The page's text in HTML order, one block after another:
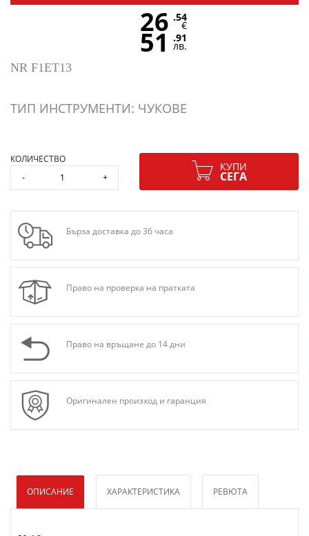
NR F1ET13
ТИП ИНСТРУМЕНТИ: ЧУКОВЕ
26 .54
€
51 .91
лв.
КОЛИЧЕСТВО
-
+
КУПИ
СЕГА
Бърза доставка до 36 часа
Право на проверка на пратката
Право на връщане до 14 дни
Оригинален произход и гаранция
ОПИСАНИЕ ХАРАКТЕРИСТИКА РЕВЮТА